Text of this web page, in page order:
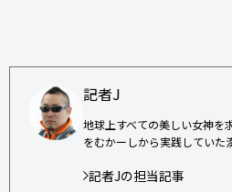
記者J
地球上すべての美しい女神を
をむかーしから実践していた
記者Jの担当記事